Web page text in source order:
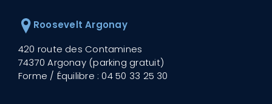
Roosevelt Argonay
420 route des Contamines
74370 Argonay (parking gratuit)
Forme / Équilibre :04 50 33 25 30